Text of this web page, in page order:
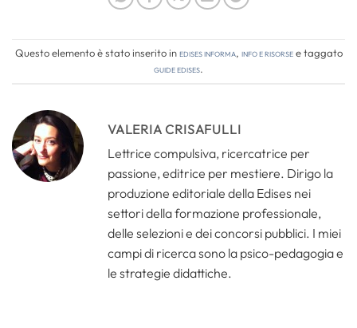
Questo elemento è stato inserito inEdises informa, Info e risorsee taggato
guide edises.
VALERIA CRISAFULLI
Lettrice compulsiva, ricercatrice per
passione, editrice per mestiere. Dirigo la
produzione editoriale della Edises nei
settori della formazione professionale,
delle selezioni e dei concorsi pubblici. I miei
campi di ricerca sono la psico-pedagogia e
le strategie didattiche.